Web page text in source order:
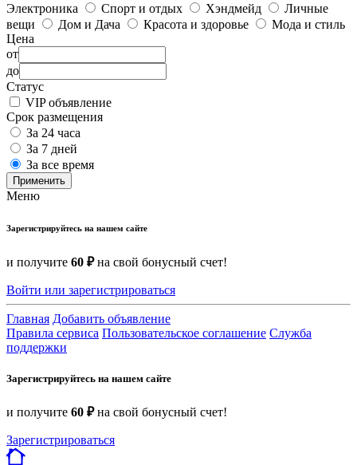
Электроника
Спорт и отдых Хэндмейд
Личные
вещи
Дом и Дача Красота и здоровье
Мода и стиль
Цена
от
до
Статус
VIP объявление
Срок размещения
За 24 часа
За 7 дней
За все время
Применить
Меню
Зарегистрируйтесь на нашем сайте
и получите 60 ₽на свой бонусный счет!
Войти или зарегистрироваться
Главная Добавить объявление
Правила сервиса Пользовательское соглашение Служба
поддержки
Зарегистрируйтесь на нашем сайте
и получите 60 ₽на свой бонусный счет!
Зарегистрироваться